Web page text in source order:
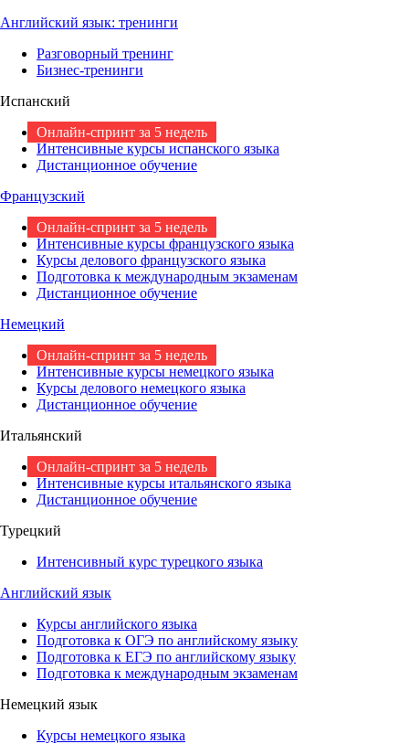
Английский язык: тренинги
Разговорный тренинг
Бизнес-тренинги
Испанский
Онлайн-спринт за 5 недель
Интенсивные курсы испанского языка
Дистанционное обучение
Французский
Онлайн-спринт за 5 недель
Интенсивные курсы французского языка
Курсы делового французского языка
Подготовка к международным экзаменам
Дистанционное обучение
Немецкий
Онлайн-спринт за 5 недель
Интенсивные курсы немецкого языка
Курсы делового немецкого языка
Дистанционное обучение
Итальянский
Онлайн-спринт за 5 недель
Интенсивные курсы итальянского языка
Дистанционное обучение
Турецкий
Интенсивный курс турецкого языка
Английский язык
Курсы английского языка
Подготовка к ОГЭ по английскому языку
Подготовка к ЕГЭ по английскому языку
Подготовка к международным экзаменам
Немецкий язык
Курсы немецкого языка